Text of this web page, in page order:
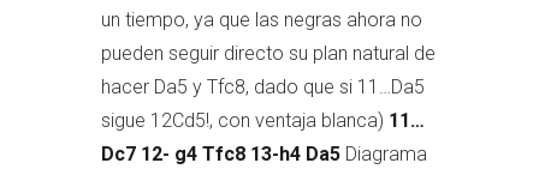
un tiempo, ya que las negras ahora no
pueden seguir directo su plan natural de
hacer Da5 y Tfc8, dado que si 11…Da5
sigue 12Cd5!, con ventaja blanca) 11…
Dc7 12- g4 Tfc8 13-h4 Da5 Diagrama